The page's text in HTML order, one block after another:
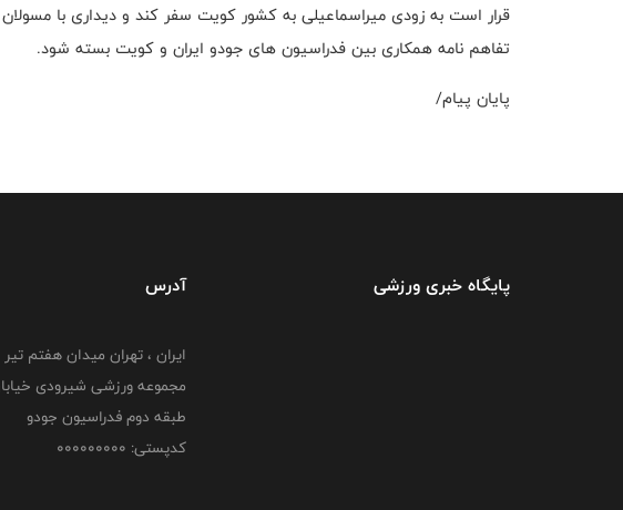
قرار است به زودی میراسماعیلی به کشور کویت سفر کند و دیداری با
تفاهم نامه همکاری بین فدراسیون های جودو ایران و کویت بسته شود.
پایان پیام/
پایگاه خبری ورزشی آدرس
ایران ، تهران میدان هفتم
طبقه دوم فدراسیون جودو
کدپستی: 000000000